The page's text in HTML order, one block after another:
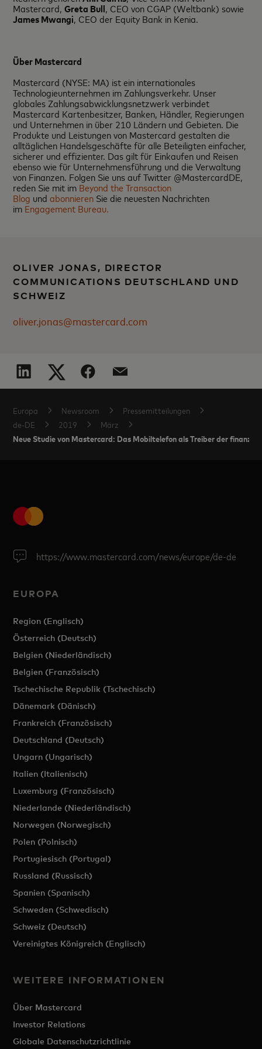
Mastercard,Greta Bull, CEO von CGAP (Weltbank) sowie
James Mwangi, CEO der Equity Bank in Kenia.
Über Mastercard
Mastercard (NYSE: MA) ist ein internationales
Technologieunternehmen im Zahlungsverkehr. Unser
globales Zahlungsabwicklungsnetzwerk verbindet
Mastercard Kartenbesitzer, Banken, Händler, Regierungen
und Unternehmen in über 210 Ländern und Gebieten. Die
Produkte und Leistungen von Mastercard gestalten die
alltäglichen Handelsgeschäfte für alle Beteiligten einfacher,
sicherer und effizienter. Das gilt für Einkaufen und Reisen
ebenso wie für Unternehmensführung und die Verwaltung
von Finanzen. Folgen Sie uns auf Twitter @MastercardDE,
reden Sie mit im Beyond the Transaction
Blog undabonnieren Sie die neuesten Nachrichten
im Engagement Bureau.
OLIVER JONAS, DIRECTOR
COMMUNICATIONS DEUTSCHLAND UND
SCHWEIZ
oliver.jonas@mastercard.com
Europa Newsroom
Pressemitteilungen
de-DE
2019 März
Neue Studie von Mastercard: Das Mobiltelefon als Treiber der
https://www.mastercard.com/news/europe/de-de
EUROPA
Region (Englisch)
Österreich (Deutsch)
Belgien (Niederländisch)
Belgien (Französisch)
Tschechische Republik (Tschechisch)
Dänemark (Dänisch)
Frankreich (Französisch)
Deutschland (Deutsch)
Ungarn (Ungarisch)
Italien (Italienisch)
Luxemburg (Französisch)
Niederlande (Niederländisch)
Norwegen (Norwegisch)
Polen (Polnisch)
Portugiesisch (Portugal)
Russland (Russisch)
Spanien (Spanisch)
Schweden (Schwedisch)
Schweiz (Deutsch)
Vereinigtes Königreich (Englisch)
WEITERE INFORMATIONEN
Über Mastercard
Investor Relations
Globale Datenschutzrichtlinie